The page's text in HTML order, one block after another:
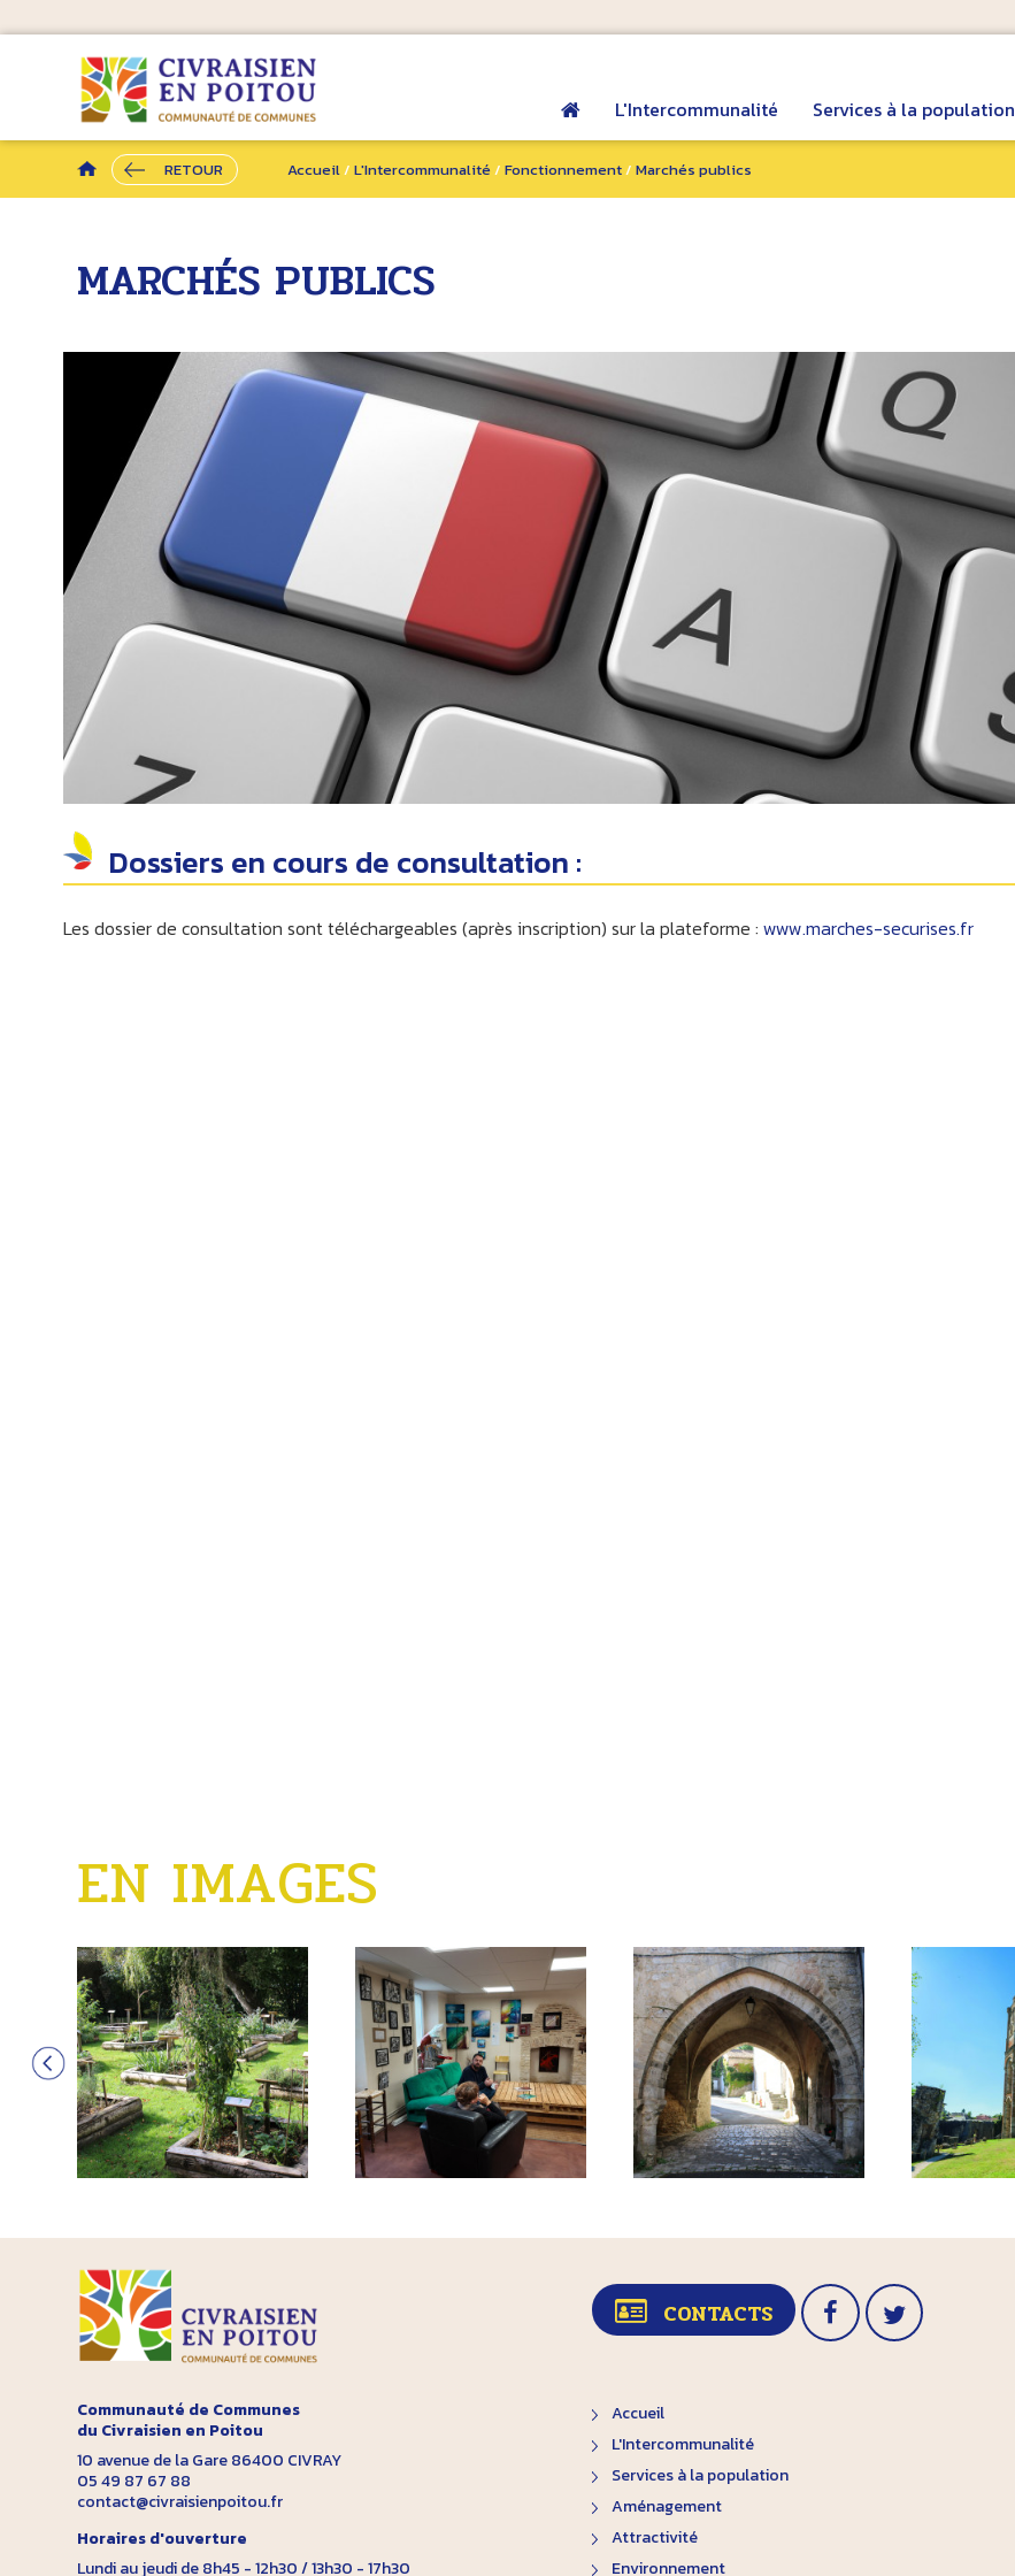
L'Intercommunalité Services à la population
RETOUR Accueil/L'Intercommunalité/Fonctionnement/Marchés publics
MARCHÉS PUBLICS
Dossiers en cours de consultation :
Les dossier de consultation sont téléchargeables (après inscription) sur la plateforme : www.marches-securises.fr
EN IMAGES
Communauté de Communes
du Civraisien en Poitou
10 avenue de la Gare 86400 CIVRAY
05 49 87 67 88
contact@civraisienpoitou.fr
Horaires d'ouverture
Lundi au jeudi de 8h45 - 12h30 / 13h30 - 17h30
CONTACTS
Accueil
L'Intercommunalité
Services à la population
Aménagement
Attractivité
Environnement